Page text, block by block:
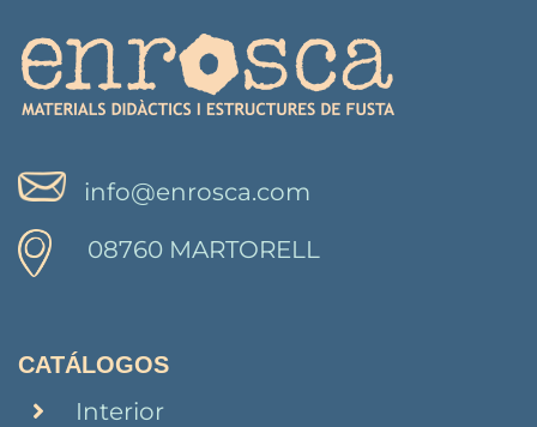
info@enrosca.com
08760 MARTORELL
CATÁLOGOS
Interior